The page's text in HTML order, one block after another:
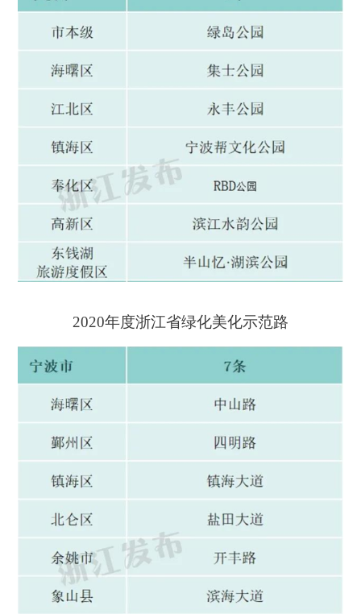
2020年度浙江省绿化美化示范路